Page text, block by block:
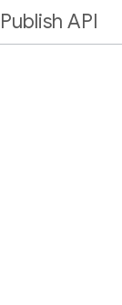
Publish API